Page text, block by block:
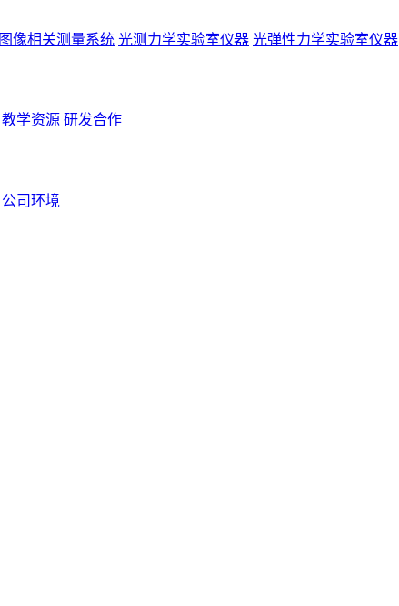
图像相关测量系统 光测力学实验室仪器 光弹性力学实验室仪器
教学资源 研发合作
公司环境